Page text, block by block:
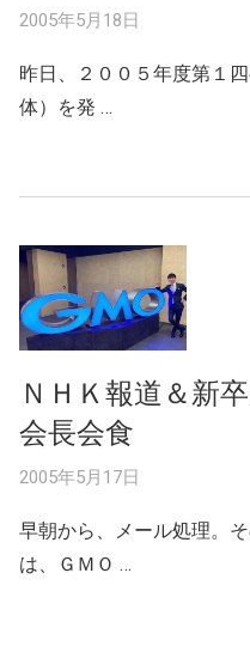
2005年5月18日
昨日、２００５年度第１
体）を発 …
ＮＨＫ報道＆新
会長会食
2005年5月17日
早朝から、メール処理。
は、ＧＭＯ …